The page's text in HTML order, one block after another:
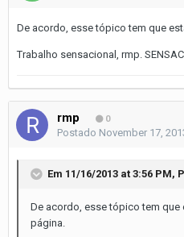
De acordo, esse tópico tem que
Trabalho sensacional, rmp.
rmp 0
Postado November 17,
Em 11/16/2013 at 3:56 PM,
De acordo, esse tópico tem que
página.